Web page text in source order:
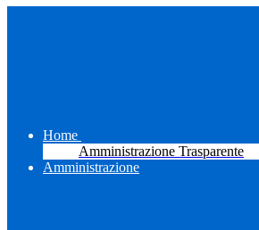
Home
Amministrazione Trasparente
Amministrazione